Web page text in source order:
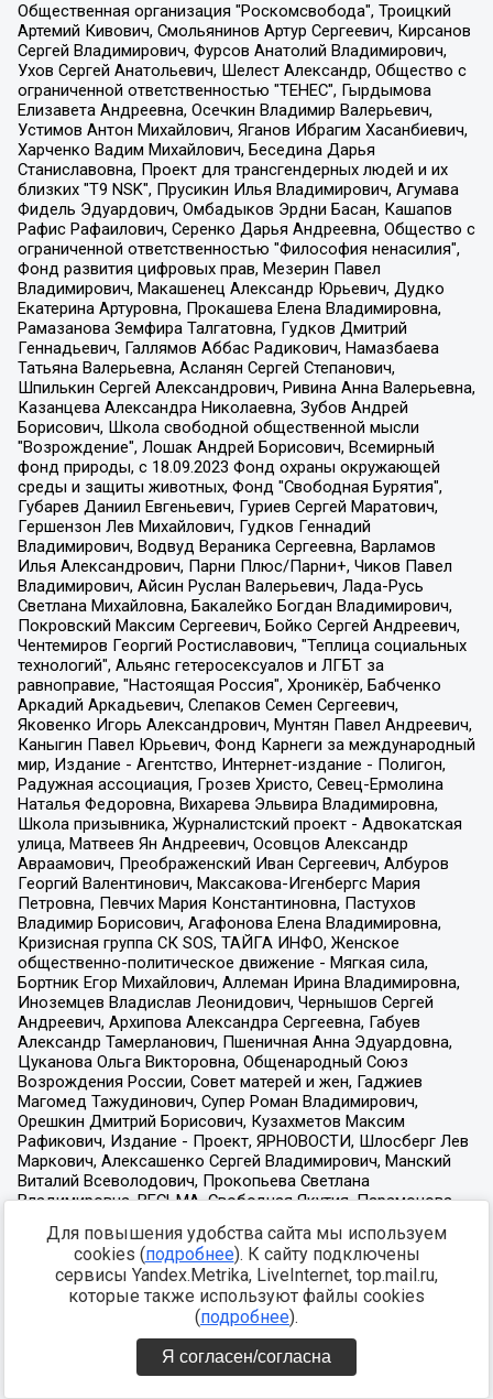
Для повышения удобства сайта мы используем
cookies (подробнее). К сайту подключены
сервисы Yandex.Metrika, LiveInternet, top.mail.ru,
которые также используют файлы cookies
(подробнее).
Я согласен/согласна